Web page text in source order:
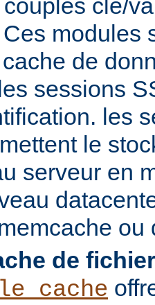
clé/
modules
de
sessions
les
le
serveur en
ou
de